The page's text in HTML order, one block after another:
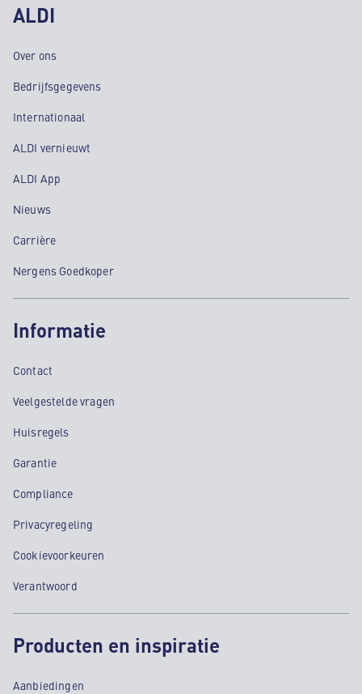
ALDI
Over ons
Bedrijfsgegevens
Internationaal
ALDI vernieuwt
ALDI App
Nieuws
Carrière
Nergens Goedkoper
Informatie
Contact
Veelgestelde vragen
Huisregels
Garantie
Compliance
Privacyregeling
Cookievoorkeuren
Verantwoord
Producten en inspiratie
Aanbiedingen